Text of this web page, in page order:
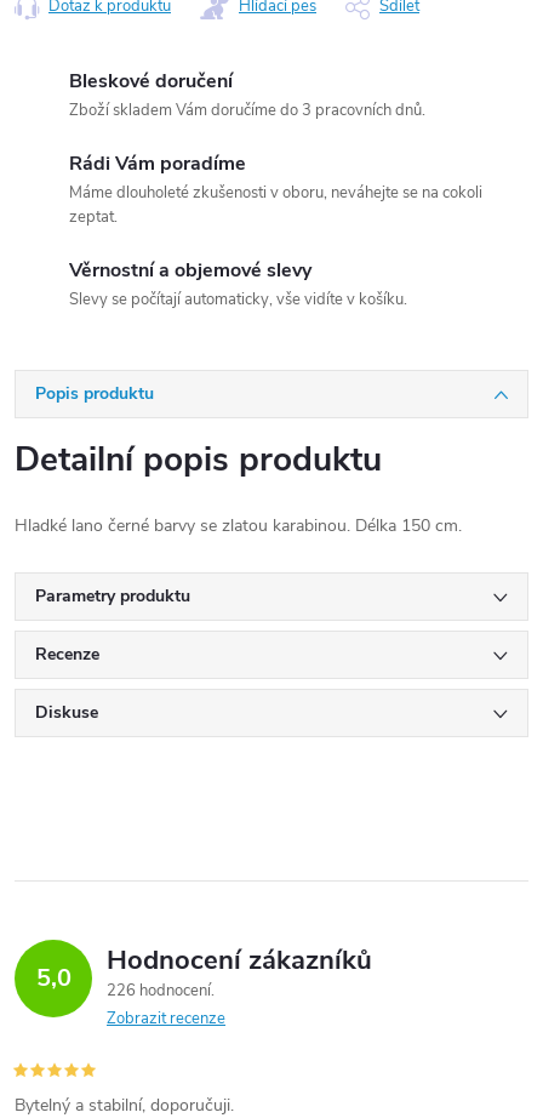
Dotaz k produktu Hlídací pes Sdílet
Bleskové doručení
Zboží skladem Vám doručíme do 3 pracovních dnů.
Rádi Vám poradíme
Máme dlouholeté zkušenosti v oboru, neváhejte se na cokoli
zeptat.
Věrnostní a objemové slevy
Slevy se počítají automaticky, vše vidíte v košíku.
Popis produktu
Detailní popis produktu
Hladké lano černé barvy se zlatou karabinou. Délka 150 cm.
Parametry produktu
Recenze
Diskuse
5,0 Hodnocení zákazníků
226 hodnocení
Zobrazit recenze
Bytelný a stabilní, doporučuji.